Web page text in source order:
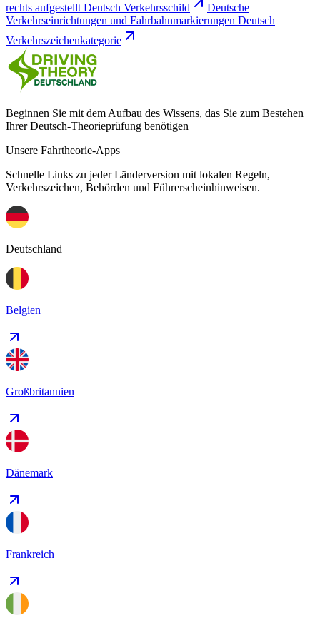
rechts aufgestellt Deutsch Verkehrsschild
Deutsche
Verkehrseinrichtungen und Fahrbahnmarkierungen Deutsch
Verkehrszeichenkategorie
Beginnen Sie mit dem Aufbau des Wissens, das Sie zum Bestehen
Ihrer Deutsch-Theorieprüfung benötigen
Unsere Fahrtheorie-Apps
Schnelle Links zu jeder Länderversion mit lokalen Regeln,
Verkehrszeichen, Behörden und Führerscheinhinweisen.
Deutschland
Belgien
Großbritannien
Dänemark
Frankreich